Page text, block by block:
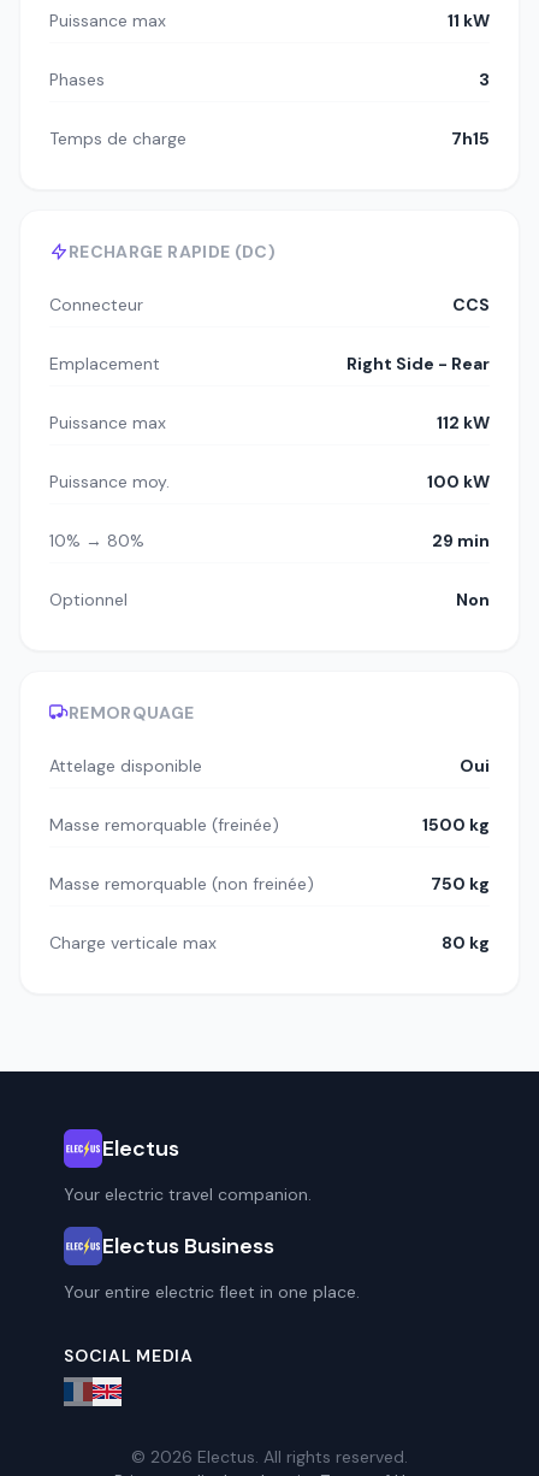
Puissance max 11 kW
Phases 3
Temps de charge 7h15
RECHARGE RAPIDE (DC)
Connecteur CCS
Emplacement Right Side - Rear
Puissance max 112 kW
Puissance moy. 100 kW
10% → 80% 29 min
Optionnel Non
REMORQUAGE
Attelage disponible Oui
Masse remorquable (freinée) 1500 kg
Masse remorquable (non freinée) 750 kg
Charge verticale max 80 kg
Electus
Your electric travel companion.
Electus Business
Your entire electric fleet in one place.
SOCIAL MEDIA
© 2026 Electus. All rights reserved.